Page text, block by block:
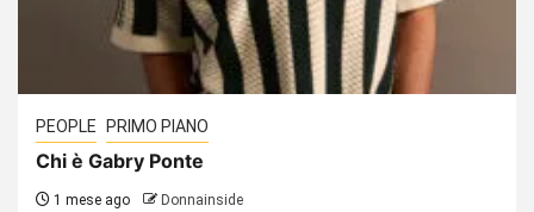
PEOPLE PRIMO PIANO
Chi è Gabry Ponte
1 mese ago Donnainside